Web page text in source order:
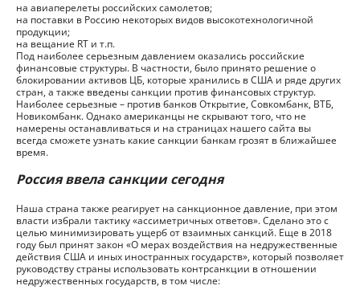
на авиаперелеты российских самолетов;
на поставки в Россию некоторых видов высокотехнологичной
продукции;
на вещание RT и т.п.
Под наиболее серьезным давлением оказались российские
финансовые структуры. В частности, было принято решение о
блокировании активов ЦБ, которые хранились в США и ряде других
стран, а также введены санкции против финансовых структур.
Наиболее серьезные – против банков Открытие, Совкомбанк, ВТБ,
Новикомбанк. Однако американцы не скрывают того, что не
намерены останавливаться и на страницах нашего сайта вы
всегда сможете узнать какие санкции банкам грозят в ближайшее
время.
Россия ввела санкции сегодня
Наша страна также реагирует на санкционное давление, при этом
власти избрали тактику «ассиметричных ответов». Сделано это с
целью минимизировать ущерб от взаимных санкций. Еще в 2018
году был принят закон «О мерах воздействия на недружественные
действия США и иных иностранных государств», который позволяет
руководству страны использовать контрсанкции в отношении
недружественных государств, в том числе: